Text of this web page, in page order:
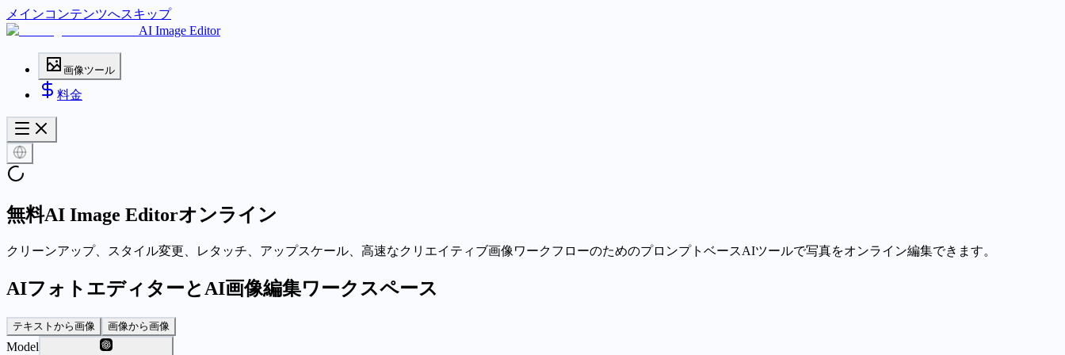
メインコンテンツへスキップ
AI Image Editor
画像ツール
料金
無料AI Image Editorオンライン
クリーンアップ、スタイル変更、レタッチ、アップスケール、高速なクリエイティブ画像ワークフローのためのプロンプトベースAIツールで写真をオンライン編集できます。
AIフォトエディターとAI画像編集ワークスペース
テキストから画像 画像から画像
Model